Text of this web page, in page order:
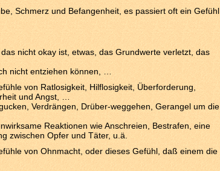
Schmerz und Befangenheit, es passiert oft ein Gefühl
nicht okay ist, etwas, das Grundwerte verletzt, das
nicht entziehen können, …
von Ratlosigkeit, Hilflosigkeit, Überforderung,
und Angst, …
Verdrängen, Drüber-weggehen, Gerangel um die
Reaktionen wie Anschreien, Bestrafen, eine
zwischen Opfer und Täter, u.ä.
von Ohnmacht, oder dieses Gefühl, daß einem die